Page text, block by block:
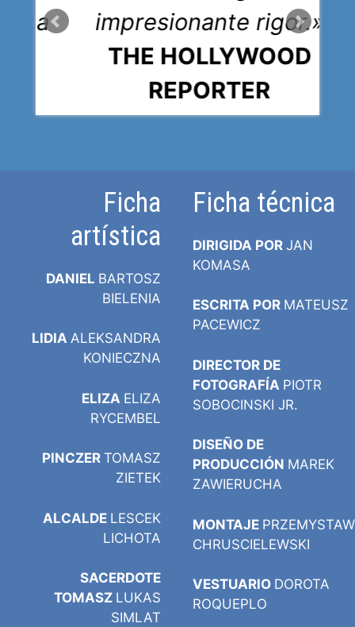
impresionante rigor.»
THE HOLLYWOOD
REPORTER
Ficha
artística
DANIEL BARTOSZ
BIELENIA
LIDIA ALEKSANDRA
KONIECZNA
ELIZA ELIZA
RYCEMBEL
PINCZER TOMASZ
ZIETEK
ALCALDE LESCEK
LICHOTA
SACERDOTE
TOMASZ LUKAS
SIMLAT
Ficha técnica
DIRIGIDA POR JAN
KOMASA
ESCRITA POR MATEUSZ
PACEWICZ
DIRECTOR DE
FOTOGRAFÍA PIOTR
SOBOCINSKI JR.
DISEÑO DE
PRODUCCIÓN MAREK
ZAWIERUCHA
MONTAJE PRZEMYSTAW
CHRUSCIELEWSKI
VESTUARIO DOROTA
ROQUEPLO